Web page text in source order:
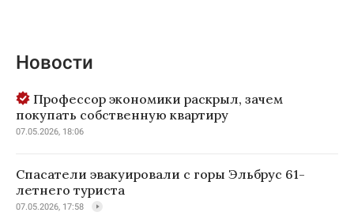
Новости
Профессор экономики раскрыл, зачем
покупать собственную квартиру
07.05.2026, 18:06
Спасатели эвакуировали с горы Эльбрус 61-
летнего туриста
07.05.2026, 17:58